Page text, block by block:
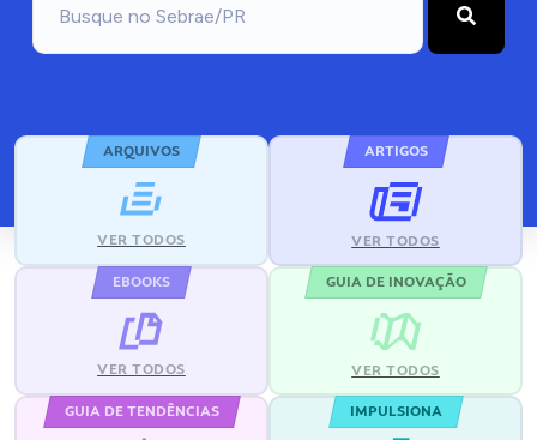
ARQUIVOS
VER TODOS
ARTIGOS
VER TODOS
EBOOKS
VER TODOS
GUIA DE INOVAÇÃO
VER TODOS
GUIA DE TENDÊNCIAS IMPULSIONA